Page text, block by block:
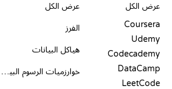
عرض الكل
Coursera
Udemy
Codecademy
DataCamp
LeetCode
عرض الكل
الفرز
هياكل البيانات
خوارزميات الرسوم البيانية